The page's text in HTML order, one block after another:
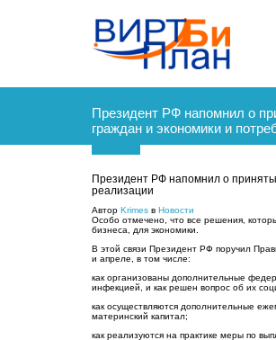
Президент РФ напомнил о
граждан и экономики и
Президент РФ напомнил о
реализации
Автор Krimes в Новости
Особо отмечено, что все решения,
бизнеса, для экономики.
В этой связи Президент РФ поручил
и апреле, в том числе:
как организованы дополнительные
инфекцией, и как решен вопрос об их
как осуществляются дополнительные
материнский капитал;
как реализуются на практике меры по